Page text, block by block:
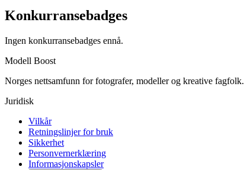
Konkurransebadges
Ingen konkurransebadges ennå.
Modell Boost
Norges nettsamfunn for fotografer, modeller og kreative fagfolk.
Juridisk
Vilkår
Retningslinjer for bruk
Sikkerhet
Personvernerklæring
Informasjonskapsler